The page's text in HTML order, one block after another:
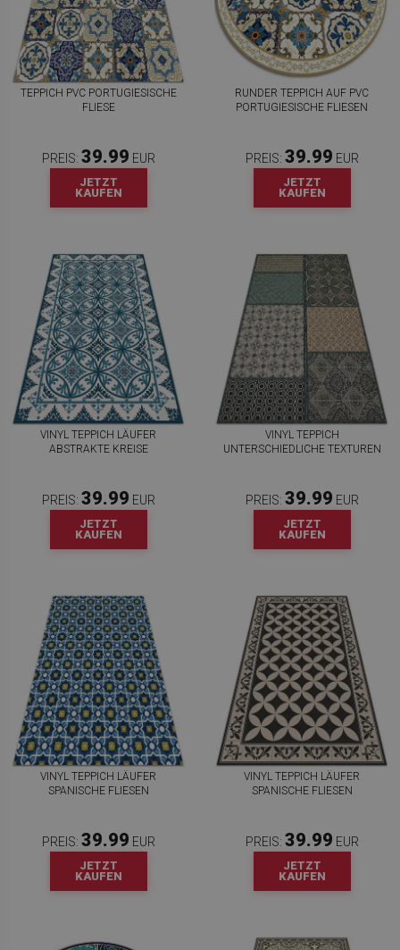
TEPPICH PVC PORTUGIESISCHE
FLIESE
PREIS: 39.99 EUR
JETZT
KAUFEN
RUNDER TEPPICH AUF PVC
PORTUGIESISCHE FLIESEN
PREIS: 39.99 EUR
JETZT
KAUFEN
VINYL TEPPICH LÄUFER
ABSTRAKTE KREISE
PREIS: 39.99 EUR
JETZT
KAUFEN
VINYL TEPPICH
UNTERSCHIEDLICHE TEXTUREN
PREIS: 39.99 EUR
JETZT
KAUFEN
VINYL TEPPICH LÄUFER
SPANISCHE FLIESEN
PREIS: 39.99 EUR
JETZT
KAUFEN
VINYL TEPPICH LÄUFER
SPANISCHE FLIESEN
PREIS: 39.99 EUR
JETZT
KAUFEN